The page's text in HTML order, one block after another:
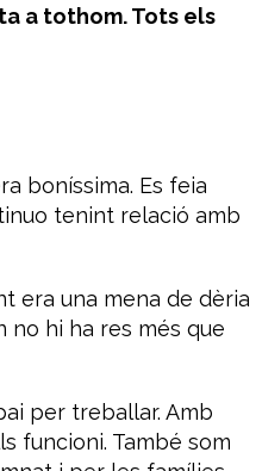
a tothom. Tots els
boníssima. Es feia
tenint relació amb
era una mena de dèria
hi ha res més que
per treballar. Amb
funcioni. També som